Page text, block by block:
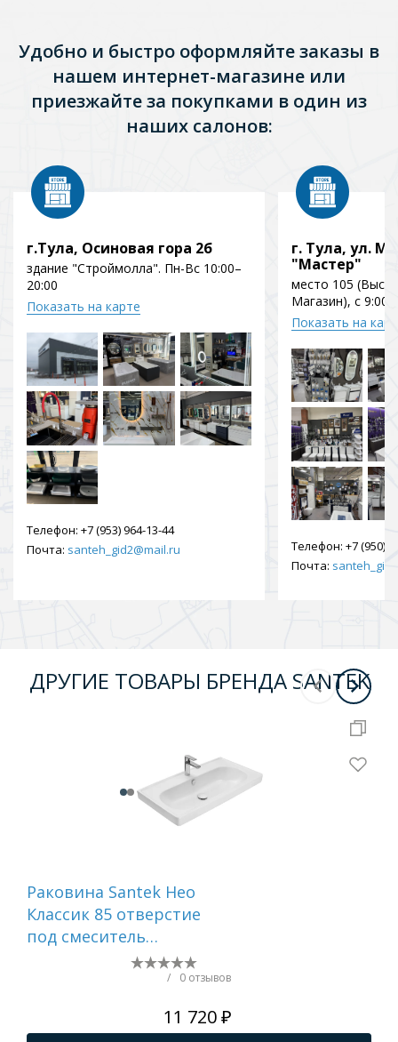
Удобно и быстро оформляйте заказы в
нашем интернет-магазине или
приезжайте за покупками в один из
наших салонов:
г.Тула, Осиновая гора 2б
здание "Строймолла". Пн-Вс 10:00–
20:00
Показать на карте
Телефон: +7 (953) 964-13-44
Почта: santeh_gid2@mail.ru
г. Тула, ул.
"Мастер"
место 105
Магазин), с 9:00
Показать на
Телефон: +7 (950)
Почта:
ДРУГИЕ ТОВАРЫ БРЕНДА SANTEK
Раковина Santek Нео
Классик 85 отверстие
под смеситель
/ 0 отзывов
11 720 ₽